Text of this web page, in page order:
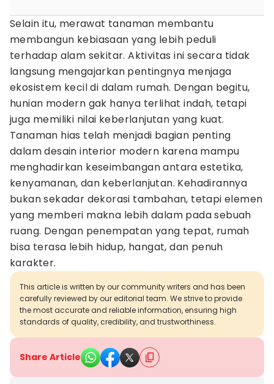
Selain itu, merawat tanaman membantu
membangun kebiasaan yang lebih peduli
terhadap alam sekitar. Aktivitas ini secara tidak
langsung mengajarkan pentingnya menjaga
ekosistem kecil di dalam rumah. Dengan begitu,
hunian modern gak hanya terlihat indah, tetapi
juga memiliki nilai keberlanjutan yang kuat.
Tanaman hias telah menjadi bagian penting
dalam desain interior modern karena mampu
menghadirkan keseimbangan antara estetika,
kenyamanan, dan keberlanjutan. Kehadirannya
bukan sekadar dekorasi tambahan, tetapi elemen
yang memberi makna lebih dalam pada sebuah
ruang. Dengan penempatan yang tepat, rumah
bisa terasa lebih hidup, hangat, dan penuh
karakter.
This article is written by our community writers and has been
carefully reviewed by our editorial team. We strive to provide
the most accurate and reliable information, ensuring high
standards of quality, credibility, and trustworthiness.
Share Article